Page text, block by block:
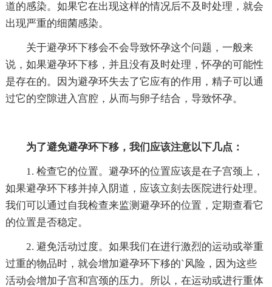
道的感染。如果它在出现这样的情况后不及时处理，就会
出现严重的细菌感染。
关于避孕环下移会不会导致怀孕这个问题，一般来
说，如果避孕环下移，并且没有及时处理，怀孕的可能性
是存在的。因为避孕环失去了它应有的作用，精子可以通
过它的空隙进入宫腔，从而与卵子结合，导致怀孕。
为了避免避孕环下移，我们应该注意以下几点：
1. 检查它的位置。避孕环的位置应该是在子宫颈上，
如果避孕环下移并掉入阴道，应该立刻去医院进行处理。
我们可以通过自我检查来监测避孕环的位置，定期查看它
的位置是否稳定。
2. 避免活动过度。如果我们在进行激烈的运动或举重
过重的物品时，就会增加避孕环下移的`风险，因为这些
活动会增加子宫和宫颈的压力。所以，在运动或进行重体